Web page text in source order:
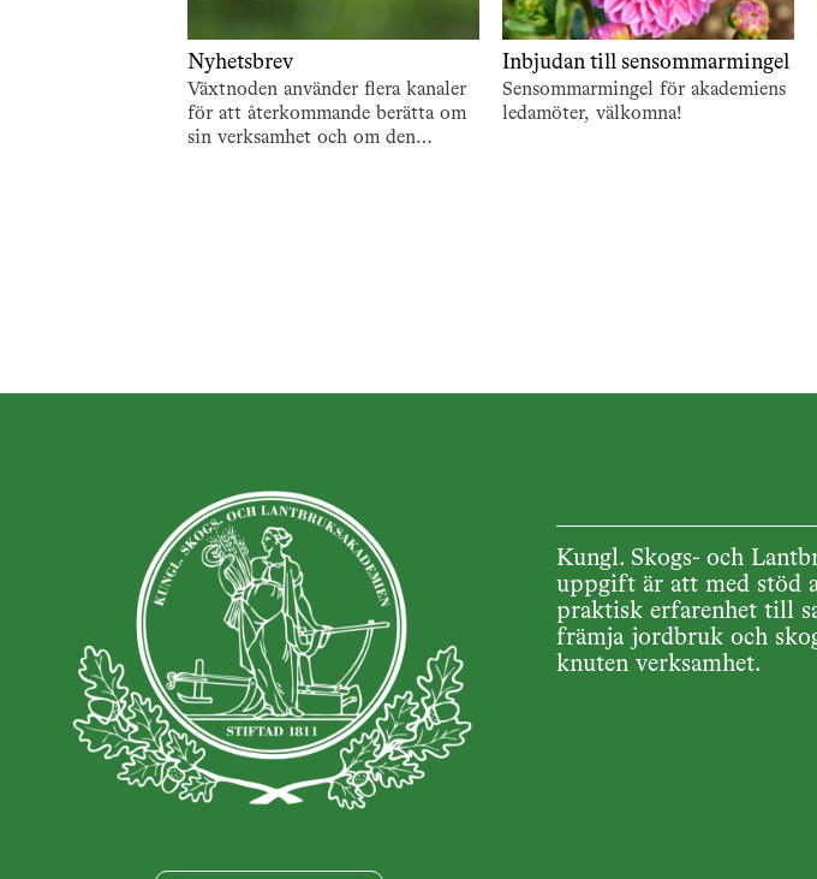
Nyhetsbrev
Växtnoden använder flera kanaler
för att återkommande berätta om
sin verksamhet och om den
Inbjudan till sensommarmingel
Sensommarmingel för akademiens
ledamöter, välkomna!
Kungl. Skogs- och
uppgift är att med stöd
praktisk erfarenhet till
främja jordbruk och
knuten verksamhet.